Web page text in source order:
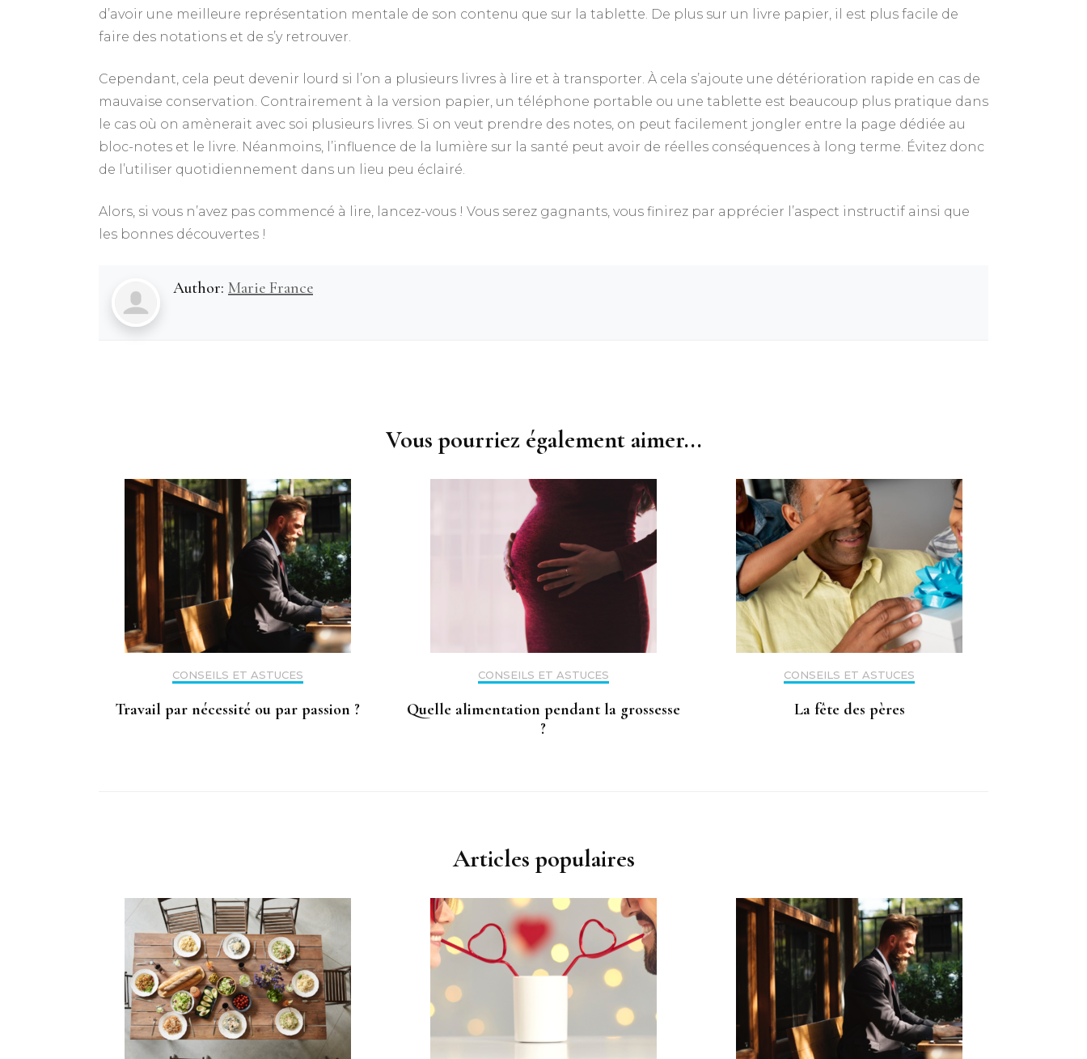
d’avoir une meilleure représentation mentale de son contenu que sur la tablette. De plus sur un livre papier, il est plus facile de
faire des notations et de s’y retrouver.
Cependant, cela peut devenir lourd si l’on a plusieurs livres à lire et à transporter. À cela s’ajoute une détérioration rapide en cas de
mauvaise conservation. Contrairement à la version papier, un téléphone portable ou une tablette est beaucoup plus pratique dans
le cas où on amènerait avec soi plusieurs livres. Si on veut prendre des notes, on peut facilement jongler entre la page dédiée au
bloc-notes et le livre. Néanmoins, l’influence de la lumière sur la santé peut avoir de réelles conséquences à long terme. Évitez donc
de l’utiliser quotidiennement dans un lieu peu éclairé.
Alors, si vous n’avez pas commencé à lire, lancez-vous ! Vous serez gagnants, vous finirez par apprécier l’aspect instructif ainsi que
les bonnes découvertes !
Author: Marie France
Vous pourriez également aimer...
CONSEILS ET ASTUCES
Travail par nécessité ou par passion ?
CONSEILS ET ASTUCES
Quelle alimentation pendant la grossesse
?
CONSEILS ET ASTUCES
La fête des pères
Articles populaires